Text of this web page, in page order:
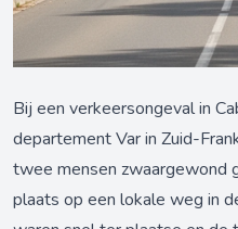
Bij een verkeersongeval in
departement Var in Zuid-
twee mensen zwaargewond
plaats op een lokale weg in